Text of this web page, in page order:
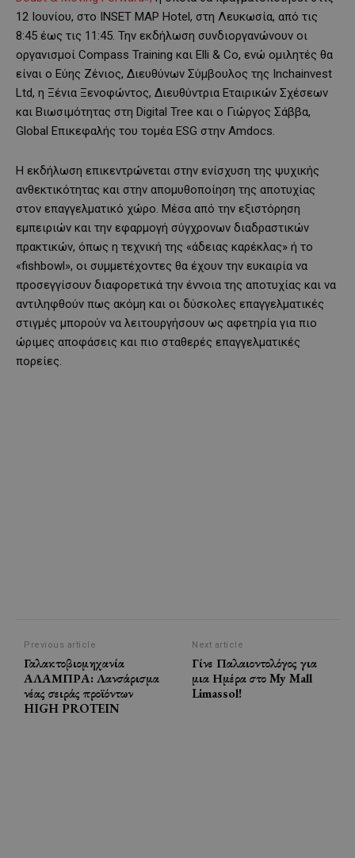
12 Ιουνίου, στο INSET MAP Hotel, στη Λευκωσία, από τις
8:45 έως τις 11:45. Την εκδήλωση συνδιοργανώνουν οι
οργανισμοί Compass Training και Elli & Co, ενώ ομιλητές θα
είναι ο Εύης Ζένιος, Διευθύνων Σύμβουλος της Inchainvest
Ltd, η Ξένια Ξενοφώντος, Διευθύντρια Εταιρικών Σχέσεων
και Βιωσιμότητας στη Digital Tree και ο Γιώργος Σάββα,
Global Επικεφαλής του τομέα ESG στην Amdocs.
Η εκδήλωση επικεντρώνεται στην ενίσχυση της ψυχικής
ανθεκτικότητας και στην απομυθοποίηση της αποτυχίας
στον επαγγελματικό χώρο. Μέσα από την εξιστόρηση
εμπειριών και την εφαρμογή σύγχρονων διαδραστικών
πρακτικών, όπως η τεχνική της «άδειας καρέκλας» ή το
«fishbowl», οι συμμετέχοντες θα έχουν την ευκαιρία να
προσεγγίσουν διαφορετικά την έννοια της αποτυχίας και να
αντιληφθούν πως ακόμη και οι δύσκολες επαγγελματικές
στιγμές μπορούν να λειτουργήσουν ως αφετηρία για πιο
ώριμες αποφάσεις και πιο σταθερές επαγγελματικές
πορείες.
Previous article
Γαλακτοβιομηχανία
ΑΛΑΜΠΡΑ: Λανσάρισμα
νέας σειράς προϊόντων
HIGH PROTEIN
Next article
Γίνε Παλαιοντολόγος για
μια Ημέρα στο My Mall
Limassol!